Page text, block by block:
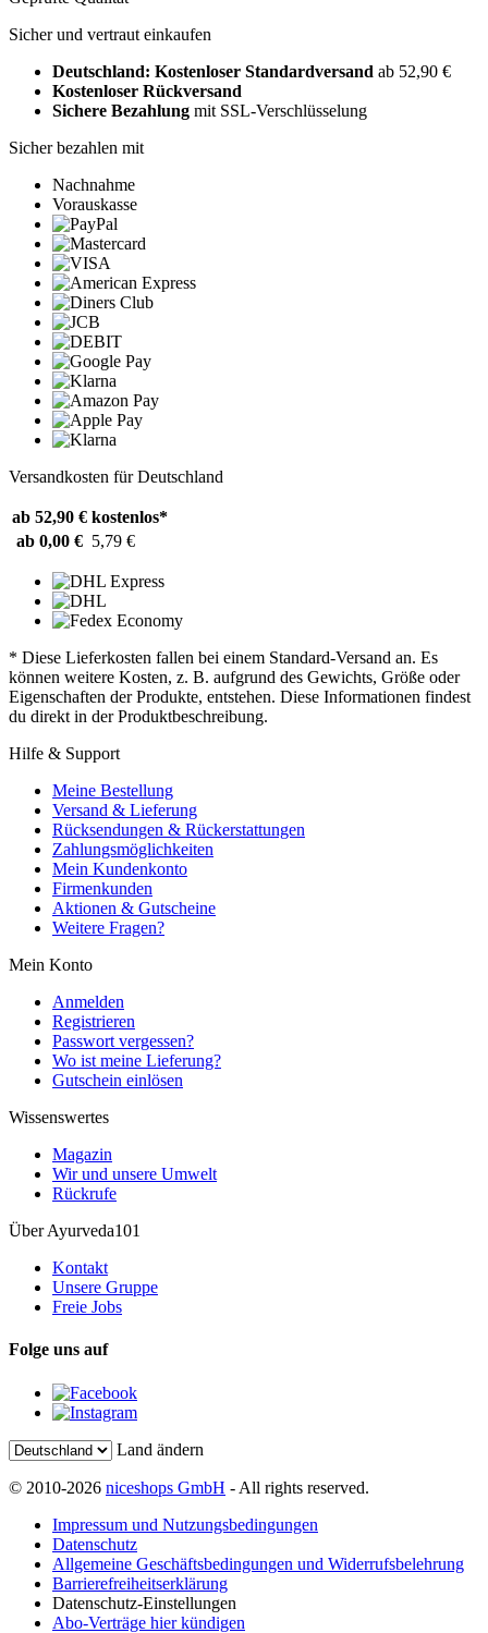
Sicher und vertraut einkaufen
Deutschland: Kostenloser Standardversand ab 52,90 €
Kostenloser Rückversand
Sichere Bezahlung mit SSL-Verschlüsselung
Sicher bezahlen mit
Nachnahme
Vorauskasse
Versandkosten für Deutschland
ab 52,90 € kostenlos*
ab 0,00 € 5,79 €
* Diese Lieferkosten fallen bei einem Standard-Versand an. Es
können weitere Kosten, z. B. aufgrund des Gewichts, Größe oder
Eigenschaften der Produkte, entstehen. Diese Informationen findest
du direkt in der Produktbeschreibung.
Hilfe & Support
Meine Bestellung
Versand & Lieferung
Rücksendungen & Rückerstattungen
Zahlungsmöglichkeiten
Mein Kundenkonto
Firmenkunden
Aktionen & Gutscheine
Weitere Fragen?
Mein Konto
Anmelden
Registrieren
Passwort vergessen?
Wo ist meine Lieferung?
Gutschein einlösen
Wissenswertes
Magazin
Wir und unsere Umwelt
Rückrufe
Über Ayurveda101
Kontakt
Unsere Gruppe
Freie Jobs
Folge uns auf
Land ändern
© 2010-2026 niceshops GmbH - All rights reserved.
Impressum und Nutzungsbedingungen
Datenschutz
Allgemeine Geschäftsbedingungen und Widerrufsbelehrung
Barrierefreiheitserklärung
Datenschutz-Einstellungen
Abo-Verträge hier kündigen